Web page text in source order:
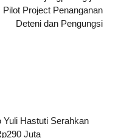
Pilot Project Penanganan
Deteni dan Pengungsi
Yuli Hastuti Serahkan
Juta